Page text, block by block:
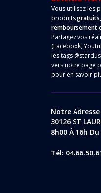
Vous utilisez les
produits
remboursement
Partagez vos
(Facebook,
les tags
vers notre page
pour en savoir
Notre Adresse
30126 ST
8h00 À 16h
Tél: